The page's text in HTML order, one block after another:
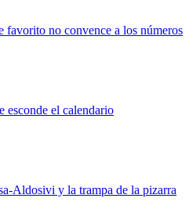
favorito no convence a los números
esconde el calendario
Aldosivi y la trampa de la pizarra